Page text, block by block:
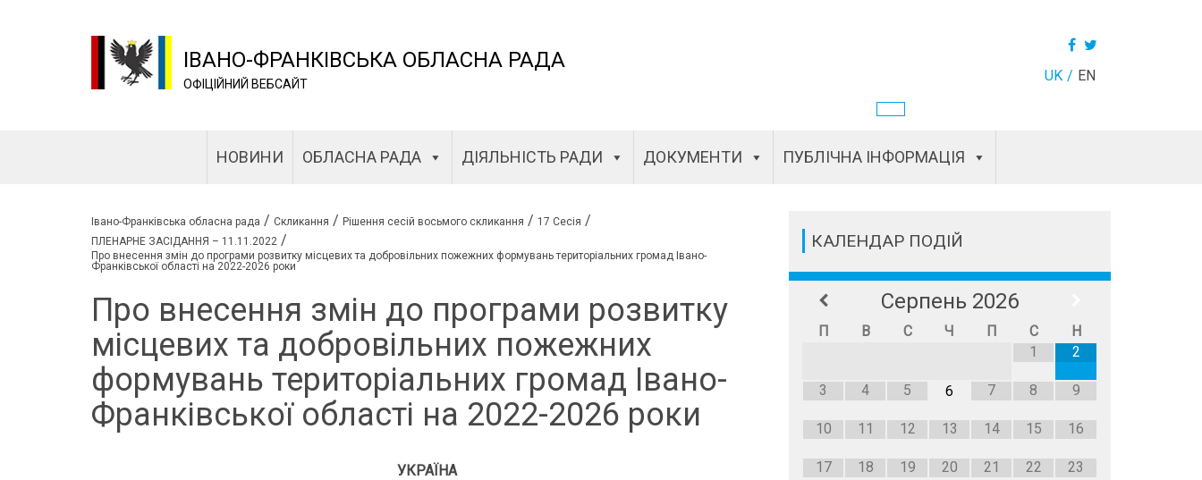
ІВАНО-ФРАНКІВСЬКА ОБЛАСНА РАДА
ОФІЦІЙНИЙ ВЕБСАЙТ UK EN
НОВИНИ ОБЛАСНА РАДА ДІЯЛЬНІСТЬ РАДИ ДОКУМЕНТИ ПУБЛІЧНА ІНФОРМАЦІЯ
Івано-Франківська обласна рада / Скликання / Рішення сесій восьмого скликання / 17 Сесія /
ПЛЕНАРНЕ ЗАСІДАННЯ – 11.11.2022 /
Про внесення змін до програми розвитку місцевих та добровільних пожежних формувань територіальних громад Івано-
Франківської області на 2022-2026 роки
Про внесення змін до програми розвитку
місцевих та добровільних пожежних
формувань територіальних громад Івано-
Франківської області на 2022-2026 роки
УКРАЇНА
КАЛЕНДАР ПОДІЙ
Серпень 2026
П В С Ч П С
Н
1
2
3 4 5 6 7 8 9
10 11 12 13 14 15 16
17 18 19 20 21 22 23